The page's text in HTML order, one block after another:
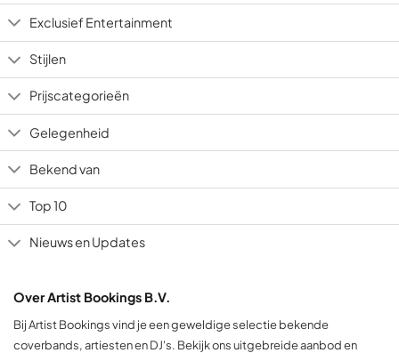
Exclusief Entertainment
Stijlen
Prijscategorieën
Gelegenheid
Bekend van
Top 10
Nieuws en Updates
Over Artist Bookings B.V.
Bij Artist Bookings vind je een geweldige selectie bekende
coverbands, artiesten en DJ's. Bekijk ons uitgebreide aanbod en